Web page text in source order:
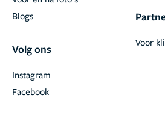
Blogs
Volg ons
Facebook
Instagram
Voor